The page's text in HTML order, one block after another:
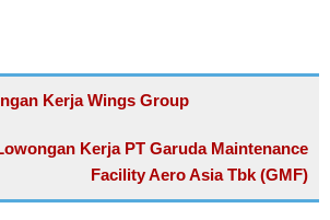
Kerja Wings Group
Kerja PT Garuda Maintenance
Facility Aero Asia Tbk (GMF)